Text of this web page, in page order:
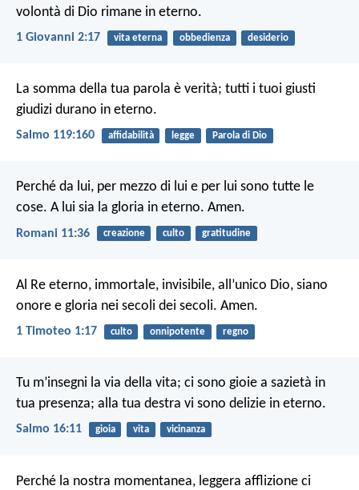
volontà di Dio rimane in eterno.
1 Giovanni 2:17 vita eterna obbedienza desiderio
La somma della tua parola è verità; tutti i tuoi giusti
giudizi durano in eterno.
Salmo 119:160 affidabilità legge Parola di Dio
Perché da lui, per mezzo di lui e per lui sono tutte le
cose. A lui sia la gloria in eterno. Amen.
Romani 11:36 creazione culto gratitudine
Al Re eterno, immortale, invisibile, all’unico Dio, siano
onore e gloria nei secoli dei secoli. Amen.
1 Timoteo 1:17 culto onnipotente regno
Tu m’insegni la via della vita; ci sono gioie a sazietà in
tua presenza; alla tua destra vi sono delizie in eterno.
Salmo 16:11 gioia vita vicinanza
Perché la nostra momentanea, leggera afflizione ci